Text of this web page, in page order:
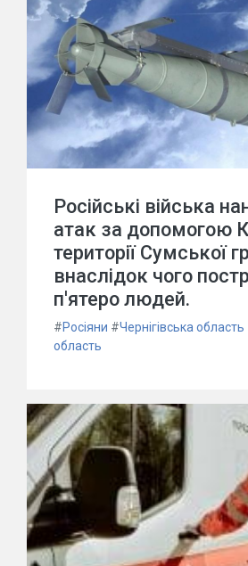
Російські війська
атак за допомогою
території Сумської
внаслідок чого
п'ятеро людей.
#Росіяни #Чернігівська область
область